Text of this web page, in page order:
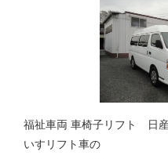
福祉車両 車椅子リフト 日
いすリフト車の